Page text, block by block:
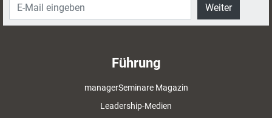
Weiter
Führung
managerSeminare Magazin
Leadership-Medien